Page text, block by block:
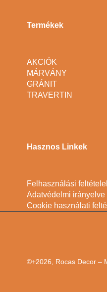
Termékek
AKCIÓK
MÁRVÁNY
GRÁNIT
TRAVERTIN
Hasznos Linkek
Felhasználási
Adatvédelmi irányelve
Cookie használati
©+2026, Rocas Decor –